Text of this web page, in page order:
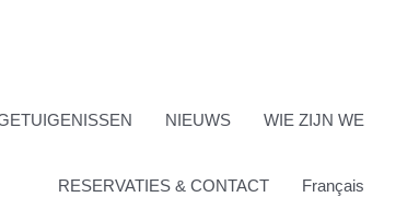
NIEUWS WIE ZIJN WE
RESERVATIES & CONTACT Français